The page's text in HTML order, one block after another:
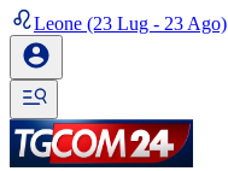
Leone (23 Lug - 23 Ago)